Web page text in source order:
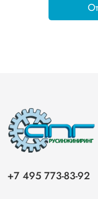
+7 495 773-83-92